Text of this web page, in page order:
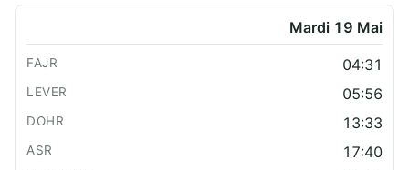
Mardi 19 Mai
04:31
05:56
13:33
17:40